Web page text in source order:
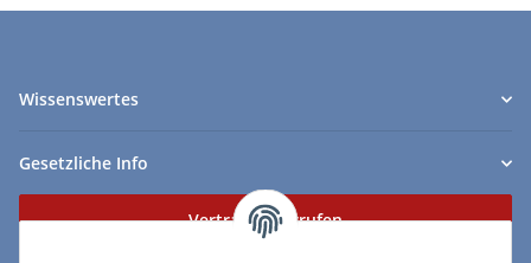
Wissenswertes
Gesetzliche Info
Vertrag widerrufen